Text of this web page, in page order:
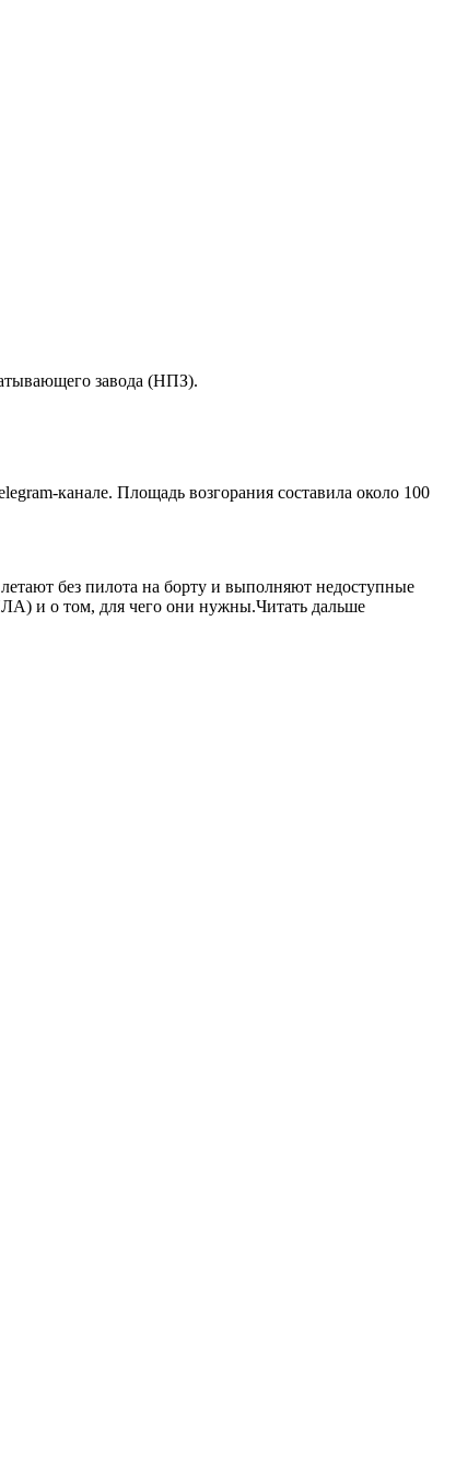
завода (НПЗ).
канале. Площадь возгорания составила около 100
без пилота на борту и выполняют недоступные
и о том, для чего они нужны.Читать дальше